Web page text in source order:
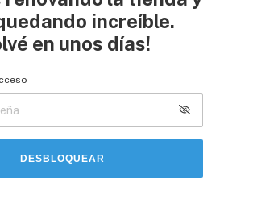
increíble.
en unos días!
DESBLOQUEAR